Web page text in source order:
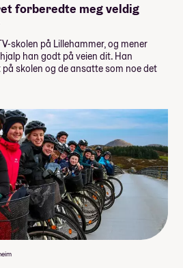
forberedte meg veldig
skolen på Lillehammer, og mener
han godt på veien dit. Han
skolen og de ansatte som noe det